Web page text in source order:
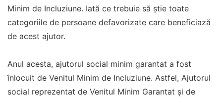
Minim de Incluziune. Iată ce trebuie să știe toate
categoriile de persoane defavorizate care beneficiază
de acest ajutor.
Anul acesta, ajutorul social minim garantat a fost
înlocuit de Venitul Minim de Incluziune. Astfel, Ajutorul
social reprezentat de Venitul Minim Garantat și de